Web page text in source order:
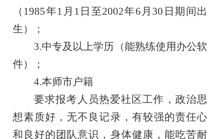
（1985年1月1日至2002年6月30日期间出
生）；
3.中专及以上学历 （能熟练使用办公软
件）；
4.本师市户籍
要求报考人员热爱社区工作，政治思
想素质好，无不良记录，有较强的责任心
和良好的团队意识，身体健康，能吃苦耐